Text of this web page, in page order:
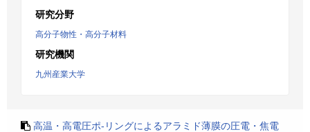
研究分野
高分子物性・高分子材料
研究機関
九州産業大学
高温・高電圧ポ-リングによるアラミド薄膜の圧電・焦電